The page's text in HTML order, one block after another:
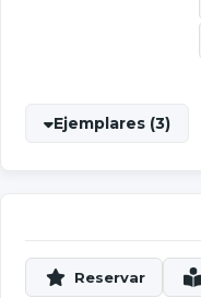
Ejemplares (3)